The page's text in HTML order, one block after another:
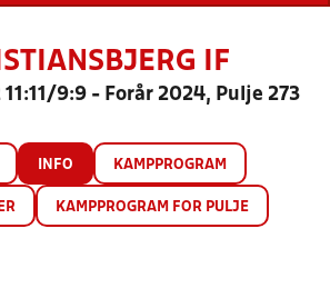
IF
11:11/9:9 - Forår 2024, Pulje 273
INFO KAMPPROGRAM
KAMPPROGRAM FOR PULJE